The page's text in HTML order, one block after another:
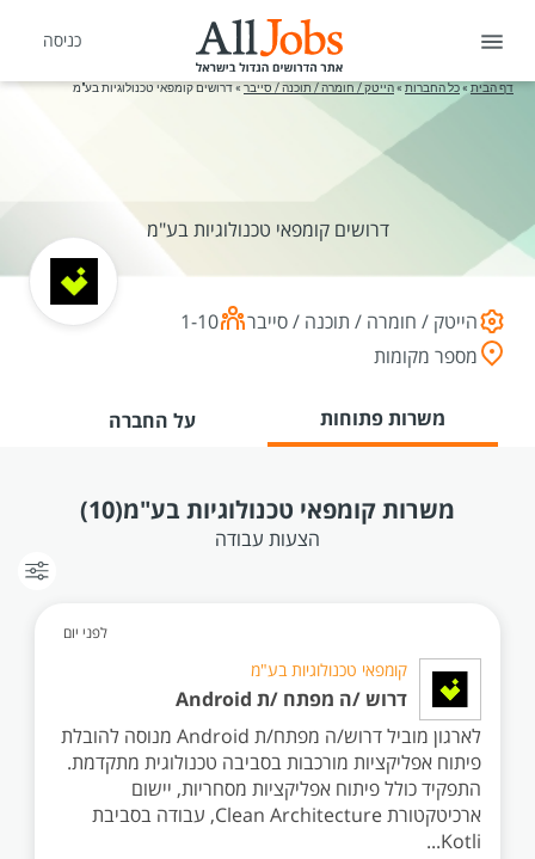
כניסה
דף הבית »כל החברות »הייטק / חומרה / תוכנה / סייבר»דרושים קומפאי טכנולוגיות בע"מ
דרושים קומפאי טכנולוגיות בע"מ
הייטק / חומרה / תוכנה / סייבר
1-10
מספר מקומות
משרות פתוחות על החברה
משרות קומפאי טכנולוגיות בע"מ(10)
הצעות עבודה
לפני יום
קומפאי טכנולוגיות בע"מ
דרוש /ה מפתח /ת Android
לארגון מוביל דרוש/ה מפתח/ת Android מנוסה להובלת
פיתוח אפליקציות מורכבות בסביבה טכנולוגית מתקדמת.
התפקיד כולל פיתוח אפליקציות מסחריות, יישום
ארכיטקטורת Clean Architecture, עבודה בסביבת
Kotli...